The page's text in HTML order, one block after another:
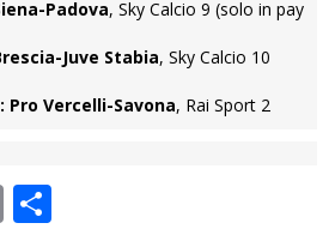
Padova, Sky Calcio 9 (solo in pay
Juve Stabia, Sky Calcio 10
Pro Vercelli-Savona, Rai Sport 2
Email